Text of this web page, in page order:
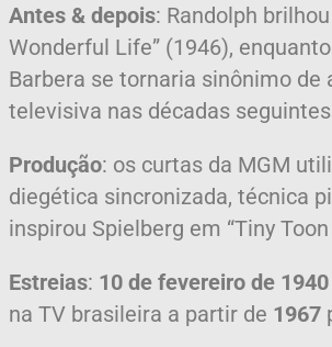
Antes & depois: Randolph brilhou
Wonderful Life” (1946),
Barbera se tornaria sinônimo de
televisiva nas décadas
Produção: os curtas da MGM
diegética sincronizada, técnica
inspirou Spielberg em “Tiny
Estreias: 10 de fevereiro de 1940
na TV brasileira a partir de 1967